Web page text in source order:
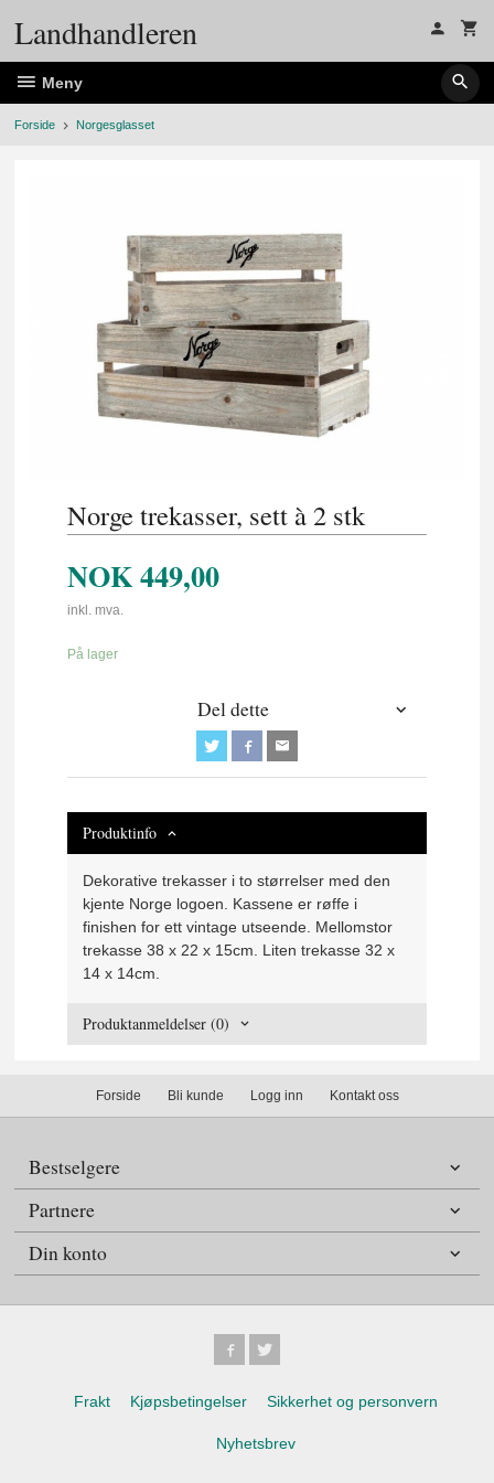
Landhandleren
Meny
Forside Norgesglasset
Norge trekasser, sett à 2 stk
NOK449,00
inkl. mva.
På lager
Del dette
Produktinfo
Dekorative trekasser i to størrelser med den
kjente Norge logoen. Kassene er røffe i
finishen for ett vintage utseende. Mellomstor
trekasse 38 x 22 x 15cm. Liten trekasse 32 x
14 x 14cm.
Produktanmeldelser (0)
Forside Bli kunde Logg inn Kontakt oss
Bestselgere
Partnere
Din konto
Frakt Kjøpsbetingelser Sikkerhet og personvern
Nyhetsbrev